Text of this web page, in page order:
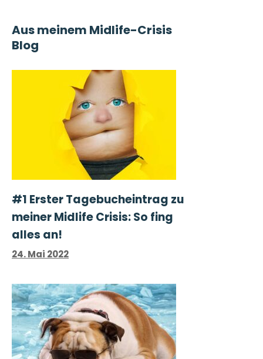
Aus meinem Midlife-Crisis
Blog
#1 Erster Tage­buch­ein­trag zu
meiner Midlife Crisis: So fing
alles an!
24. Mai 2022